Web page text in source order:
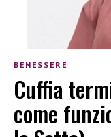
BENESSERE
Cuffia
come